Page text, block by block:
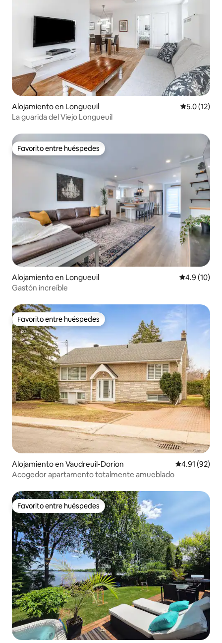
Alojamiento en Longueuil Calificación
5.0 (12)
La guarida del Viejo Longueuil
Favorito entre huéspedes
Favorito entre huéspedes
Alojamiento en Longueuil Calificación
4.9 (10)
Gastón increíble
Favorito entre huéspedes
Favorito entre huéspedes
Alojamiento en Vaudreuil-Dorion Calificación
4.91 (92)
Acogedor apartamento totalmente amueblado
Favorito entre huéspedes
Favorito entre huéspedes